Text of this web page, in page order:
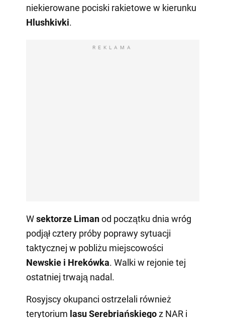
niekierowane pociski rakietowe w kierunku
Hlushkivki.
REKLAMA
Wsektorze Limanod początku dnia wróg
podjął cztery próby poprawy sytuacji
taktycznej w pobliżu miejscowości
Newskie i Hrekówka. Walki w rejonie tej
ostatniej trwają nadal.
Rosyjscy okupanci ostrzelali również
terytorium lasu Serebriańskiegoz NAR i